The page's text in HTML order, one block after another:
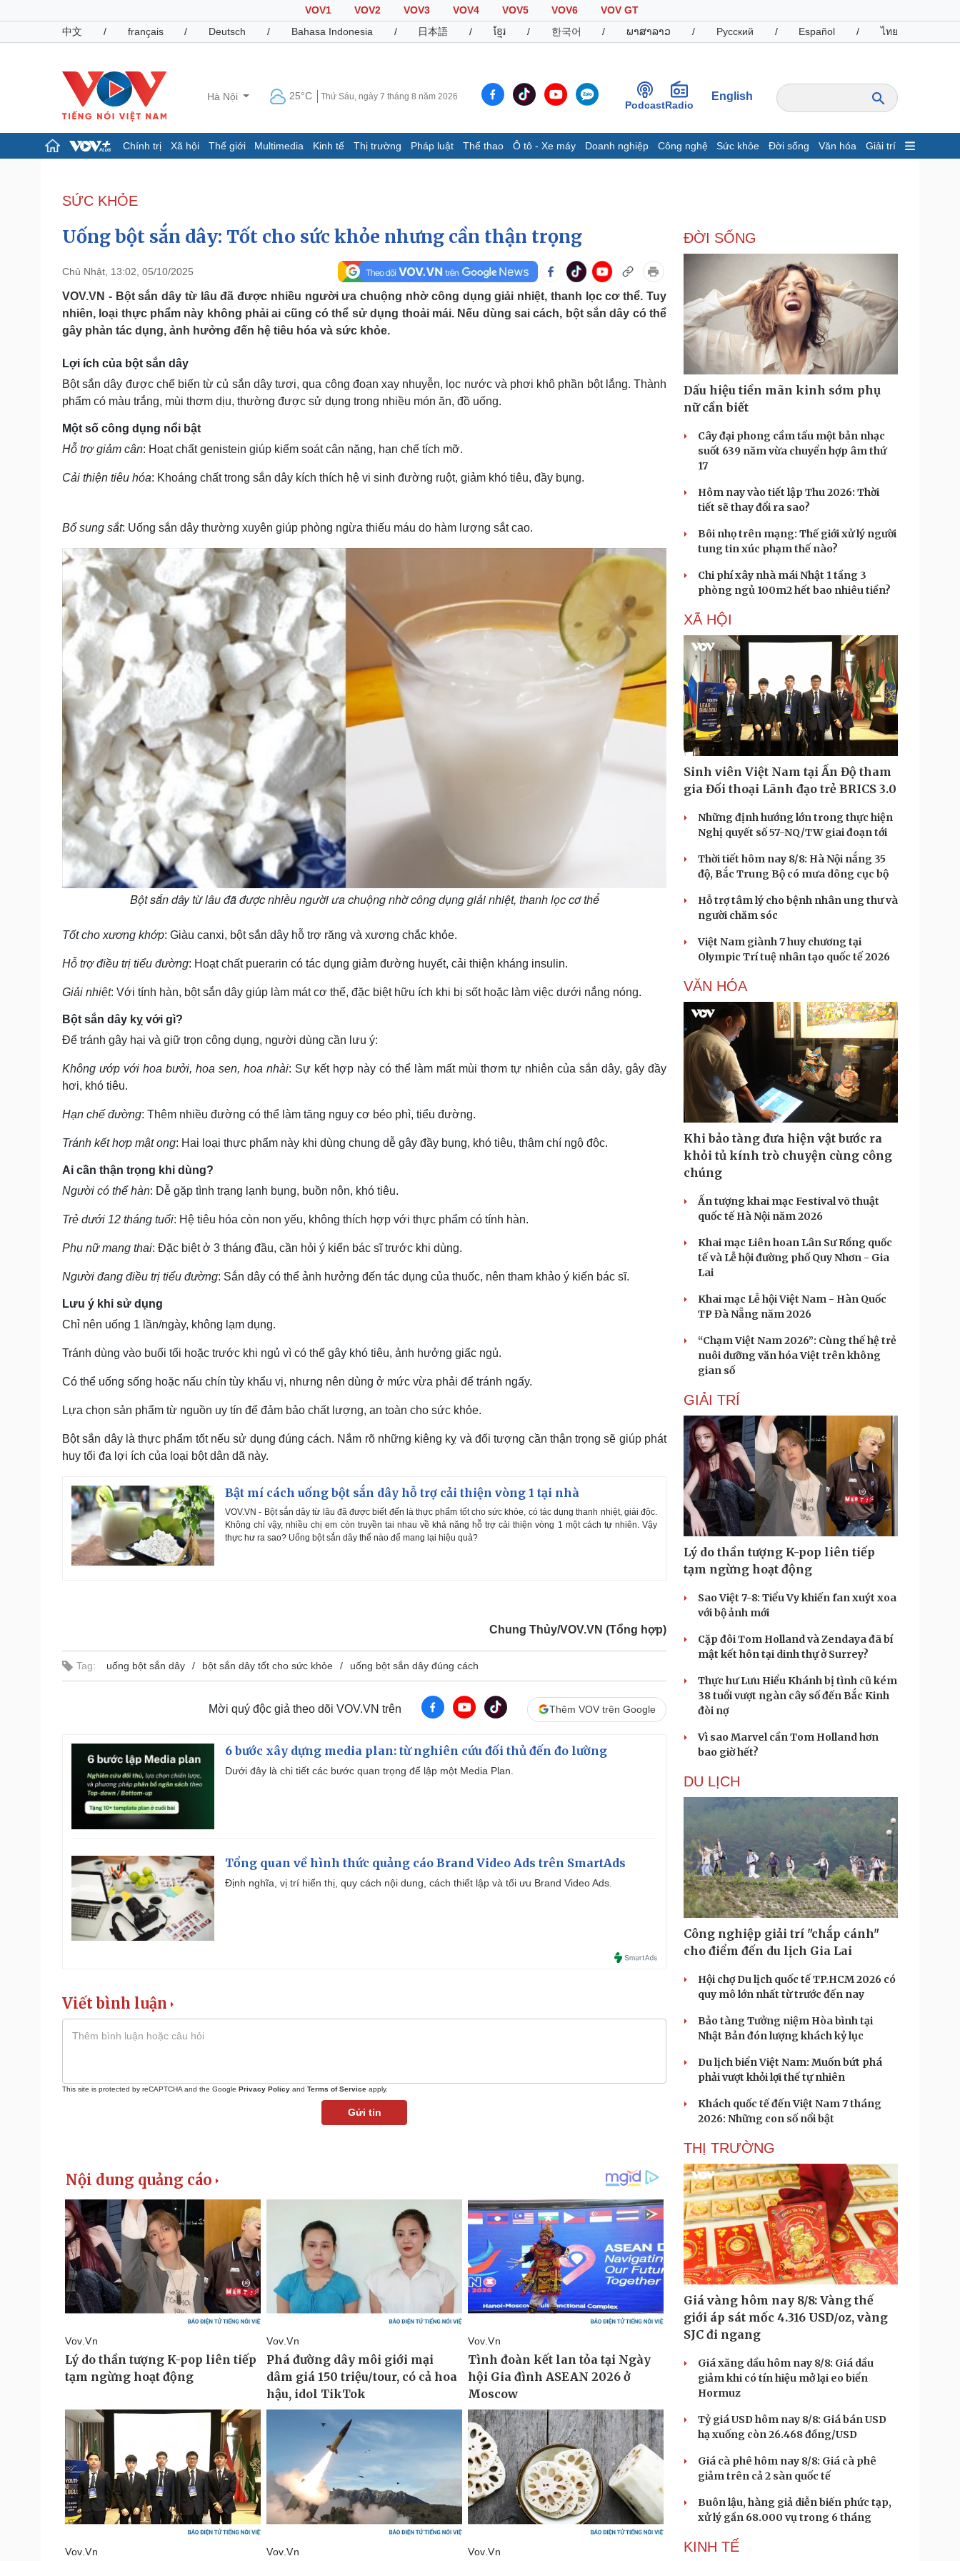
VOV1 VOV2 VOV3 VOV4 VOV5 VOV6
VOV GT
中文
/ français / Deutsch / Bahasa Indonesia / 日本語 / ខ្មែរ / 한국어 / ພາສາລາວ / Русский / Español / ไทย
Hà Nội 25°C Thứ Sáu, ngày 7 tháng 8 năm 2026
PodcastRadio
English
Chính trị Xã hội Thế giới Multimedia Kinh tế Thị trường Pháp luật Thể thao Ô tô - Xe máy Doanh nghiệp Công nghệ Sức khỏe Đời sống Văn hóa Giải trí
Đảng
Tổ chức nhân sự
Quốc hội
Nhận diện sự thật
Giáo dục
Dấu ấn VOV
Hồ sơ
Infographic
Giá cà phê
Pháp luật
Vụ án
Tin nóng
Quân sự - Quốc phòng
Vũ khí
Việt Nam
Thể thao
Bóng đá
Lịch thi đấu bóng đá
Ô tô - Xe máy
Ô tô
Doanh nghiệp
Thông tin doanh nghiệp
Doanh nghiệp 24h
Doanh nhân
Vì cộng đồng
Công nghệ
Sành điệu
Tin Công nghệ
Trải nghiệm
Chuyển đổi số
Sức khỏe
Cây thuốc
Sản phụ khoa
Nam khoa
Ăn sạch sống khỏe
Đời sống
Tình yêu - Gia đình
Văn hóa
Âm nhạc
Giải trí
Podcast
Đọc truyện đêm khuya
Cửa sổ tình yêu
Cải chính
SỨC KHỎE
Uống bột sắn dây: Tốt cho sức khỏe nhưng cần thận trọng
Chủ Nhật, 13:02, 05/10/2025
VOV.VN - Bột sắn dây từ lâu đã được nhiều người ưa chuộng nhờ công dụng giải nhiệt, thanh lọc cơ thể. Tuy
nhiên, loại thực phẩm này không phải ai cũng có thể sử dụng thoải mái. Nếu dùng sai cách, bột sắn dây có thể
gây phản tác dụng, ảnh hưởng đến hệ tiêu hóa và sức khỏe.
Lợi ích của bột sắn dây
Bột sắn dây được chế biến từ củ sắn dây tươi, qua công đoạn xay nhuyễn, lọc nước và phơi khô phần bột lắng. Thành
phẩm có màu trắng, mùi thơm dịu, thường được sử dụng trong nhiều món ăn, đồ uống.
Một số công dụng nổi bật
Hỗ trợ giảm cân: Hoạt chất genistein giúp kiểm soát cân nặng, hạn chế tích mỡ.
Cải thiện tiêu hóa: Khoáng chất trong sắn dây kích thích hệ vi sinh đường ruột, giảm khó tiêu, đầy bụng.
Bổ sung sắt: Uống sắn dây thường xuyên giúp phòng ngừa thiếu máu do hàm lượng sắt cao.
Bột sắn dây từ lâu đã được nhiều người ưa chuộng nhờ công dụng giải nhiệt, thanh lọc cơ thể
Tốt cho xương khớp: Giàu canxi, bột sắn dây hỗ trợ răng và xương chắc khỏe.
Hỗ trợ điều trị tiểu đường: Hoạt chất puerarin có tác dụng giảm đường huyết, cải thiện kháng insulin.
Giải nhiệt: Với tính hàn, bột sắn dây giúp làm mát cơ thể, đặc biệt hữu ích khi bị sốt hoặc làm việc dưới nắng nóng.
Bột sắn dây kỵ với gì?
Để tránh gây hại và giữ trọn công dụng, người dùng cần lưu ý:
Không ướp với hoa bưởi, hoa sen, hoa nhài: Sự kết hợp này có thể làm mất mùi thơm tự nhiên của sắn dây, gây đầy
hơi, khó tiêu.
Hạn chế đường: Thêm nhiều đường có thể làm tăng nguy cơ béo phì, tiểu đường.
Tránh kết hợp mật ong: Hai loại thực phẩm này khi dùng chung dễ gây đầy bụng, khó tiêu, thậm chí ngộ độc.
Ai cần thận trọng khi dùng?
Người có thể hàn: Dễ gặp tình trạng lạnh bụng, buồn nôn, khó tiêu.
Trẻ dưới 12 tháng tuổi: Hệ tiêu hóa còn non yếu, không thích hợp với thực phẩm có tính hàn.
Phụ nữ mang thai: Đặc biệt ở 3 tháng đầu, cần hỏi ý kiến bác sĩ trước khi dùng.
Người đang điều trị tiểu đường: Sắn dây có thể ảnh hưởng đến tác dụng của thuốc, nên tham khảo ý kiến bác sĩ.
Lưu ý khi sử dụng
Chỉ nên uống 1 lần/ngày, không lạm dụng.
Tránh dùng vào buổi tối hoặc trước khi ngủ vì có thể gây khó tiêu, ảnh hưởng giấc ngủ.
Có thể uống sống hoặc nấu chín tùy khẩu vị, nhưng nên dùng ở mức vừa phải để tránh ngấy.
Lựa chọn sản phẩm từ nguồn uy tín để đảm bảo chất lượng, an toàn cho sức khỏe.
Bột sắn dây là thực phẩm tốt nếu sử dụng đúng cách. Nắm rõ những kiêng kỵ và đối tượng cần thận trọng sẽ giúp phát
huy tối đa lợi ích của loại bột dân dã này.
Bật mí cách uống bột sắn dây hỗ trợ cải thiện vòng 1 tại nhà
VOV.VN - Bột sắn dây từ lâu đã được biết đến là thực phẩm tốt cho sức khỏe, có tác dụng thanh nhiệt, giải độc.
Không chỉ vậy, nhiều chị em còn truyền tai nhau về khả năng hỗ trợ cải thiện vòng 1 một cách tự nhiên. Vậy
thực hư ra sao? Uống bột sắn dây thế nào để mang lại hiệu quả?
Chung Thủy/VOV.VN (Tổng hợp)
Tag: uống bột sắn dây bột sắn dây tốt cho sức khỏe uống bột sắn dây đúng cách
Mời quý độc giả theo dõi VOV.VN trên Thêm VOV trên Google
6 bước xây dựng media plan: từ nghiên cứu đối thủ đến đo lường
Dưới đây là chi tiết các bước quan trọng để lập một Media Plan.
Tổng quan về hình thức quảng cáo Brand Video Ads trên SmartAds
Định nghĩa, vị trí hiển thị, quy cách nội dung, cách thiết lập và tối ưu Brand Video Ads.
Viết bình luận
This site is protected by reCAPTCHA and the Google Privacy Policy and Terms of Service apply.
Gửi tin
ĐỜI SỐNG
Dấu hiệu tiền mãn kinh sớm phụ
nữ cần biết
Cây đại phong cầm tấu một bản nhạc
suốt 639 năm vừa chuyển hợp âm thứ
17
Hôm nay vào tiết lập Thu 2026: Thời
tiết sẽ thay đổi ra sao?
Bôi nhọ trên mạng: Thế giới xử lý người
tung tin xúc phạm thế nào?
Chi phí xây nhà mái Nhật 1 tầng 3
phòng ngủ 100m2 hết bao nhiêu tiền?
XÃ HỘI
Sinh viên Việt Nam tại Ấn Độ tham
gia Đối thoại Lãnh đạo trẻ BRICS 3.0
Những định hướng lớn trong thực hiện
Nghị quyết số 57-NQ/TW giai đoạn tới
Thời tiết hôm nay 8/8: Hà Nội nắng 35
độ, Bắc Trung Bộ có mưa dông cục bộ
Hỗ trợ tâm lý cho bệnh nhân ung thư và
người chăm sóc
Việt Nam giành 7 huy chương tại
Olympic Trí tuệ nhân tạo quốc tế 2026
VĂN HÓA
Khi bảo tàng đưa hiện vật bước ra
khỏi tủ kính trò chuyện cùng công
chúng
Ấn tượng khai mạc Festival võ thuật
quốc tế Hà Nội năm 2026
Khai mạc Liên hoan Lân Sư Rồng quốc
tế và Lễ hội đường phố Quy Nhơn - Gia
Lai
Khai mạc Lễ hội Việt Nam - Hàn Quốc
TP Đà Nẵng năm 2026
“Chạm Việt Nam 2026”: Cùng thế hệ trẻ
nuôi dưỡng văn hóa Việt trên không
gian số
GIẢI TRÍ
Lý do thần tượng K-pop liên tiếp
tạm ngừng hoạt động
Sao Việt 7-8: Tiểu Vy khiến fan xuýt xoa
với bộ ảnh mới
Cặp đôi Tom Holland và Zendaya đã bí
mật kết hôn tại dinh thự ở Surrey?
Thực hư Lưu Hiểu Khánh bị tình cũ kém
38 tuổi vượt ngàn cây số đến Bắc Kinh
đòi nợ
Vì sao Marvel cần Tom Holland hơn
bao giờ hết?
DU LỊCH
Công nghiệp giải trí "chắp cánh"
cho điểm đến du lịch Gia Lai
Hội chợ Du lịch quốc tế TP.HCM 2026 có
quy mô lớn nhất từ trước đến nay
Bảo tàng Tưởng niệm Hòa bình tại
Nhật Bản đón lượng khách kỷ lục
Du lịch biển Việt Nam: Muốn bứt phá
phải vượt khỏi lợi thế tự nhiên
Khách quốc tế đến Việt Nam 7 tháng
2026: Những con số nổi bật
THỊ TRƯỜNG
Giá vàng hôm nay 8/8: Vàng thế
giới áp sát mốc 4.316 USD/oz, vàng
SJC đi ngang
Giá xăng dầu hôm nay 8/8: Giá dầu
giảm khi có tín hiệu mở lại eo biển
Hormuz
Tỷ giá USD hôm nay 8/8: Giá bán USD
hạ xuống còn 26.468 đồng/USD
Giá cà phê hôm nay 8/8: Giá cà phê
giảm trên cả 2 sàn quốc tế
Buôn lậu, hàng giả diễn biến phức tạp,
xử lý gần 68.000 vụ trong 6 tháng
KINH TẾ